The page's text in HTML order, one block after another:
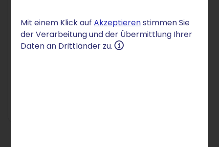
Mit einem Klick aufAkzeptierenstimmen Sie
der Verarbeitung und der Übermittlung Ihrer
Daten an Drittländer zu.
.construction
3,25 €/Mon.